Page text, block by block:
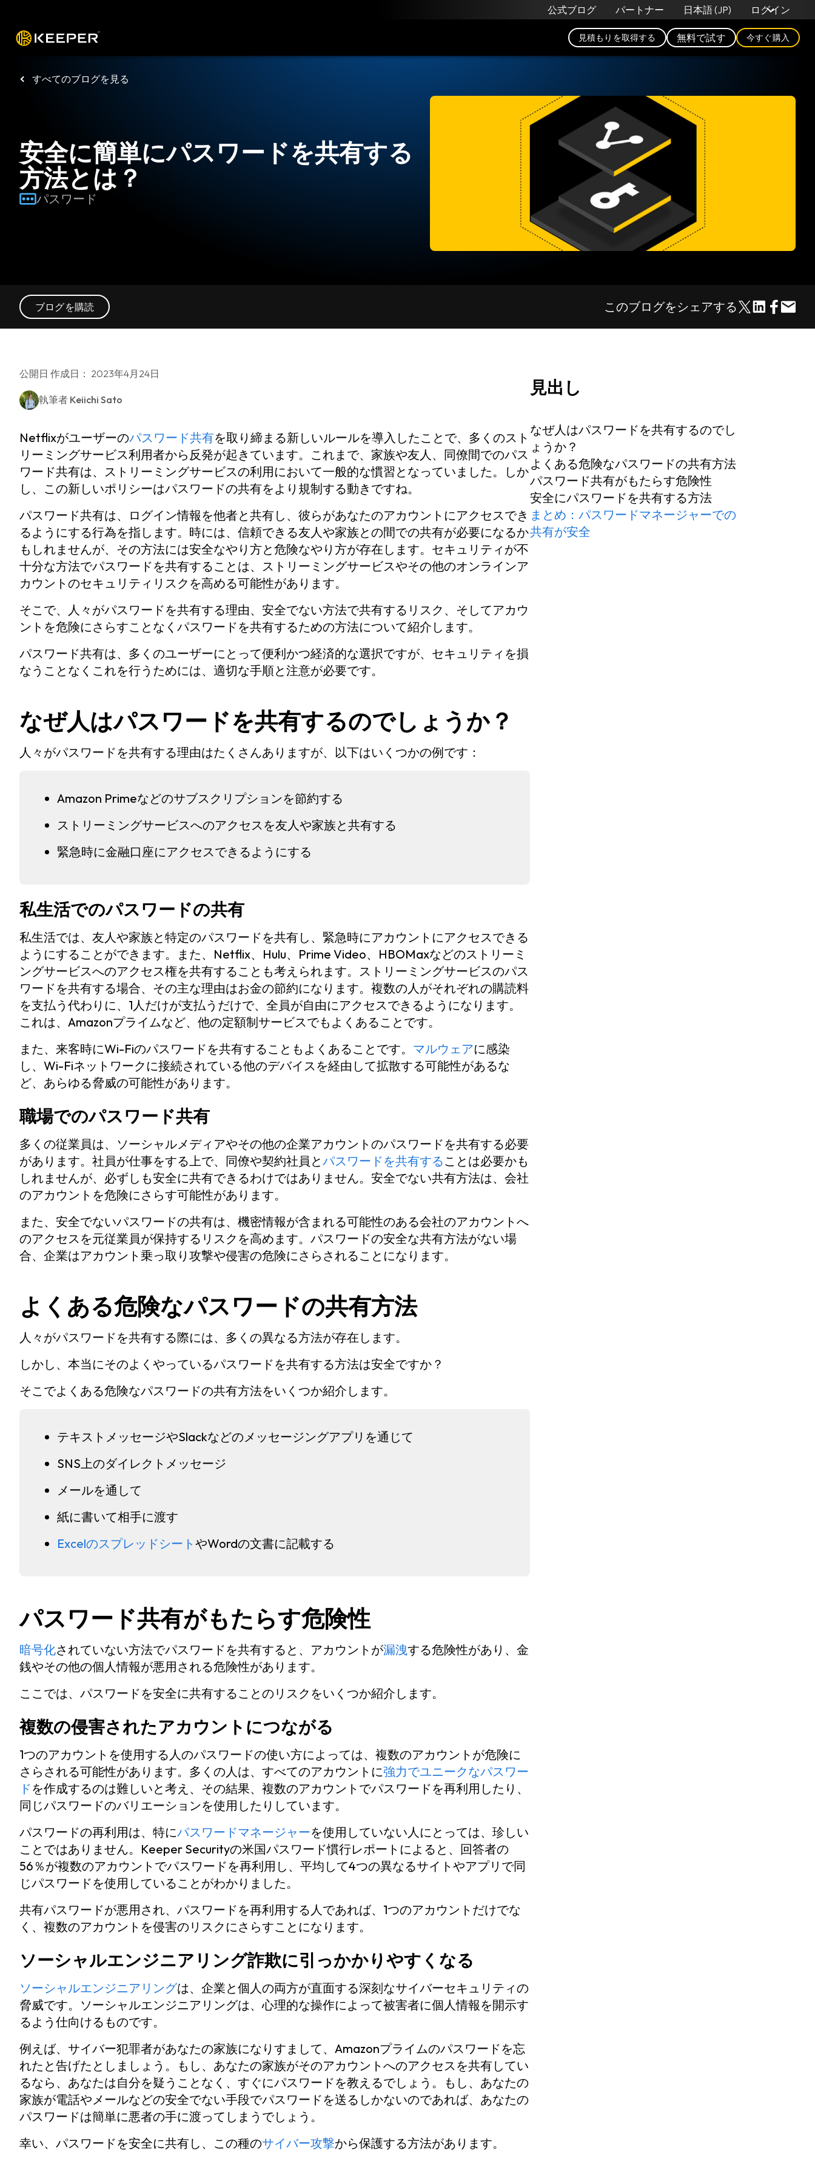
公式ブログ パートナー 日本語 (JP) ログイン
見積もりを取得する 無料で試す 今すぐ購入
すべてのブログを見る
安全に簡単にパスワードを共有する
方法とは？
パスワード
ブログを購読 このブログをシェアする
公開日 作成日： 2023年4月24日
執筆者 Keiichi Sato
Netflixがユーザーのパスワード共有を取り締まる新しいルールを導入したことで、多くのスト
リーミングサービス利用者から反発が起きています。これまで、家族や友人、同僚間でのパス
ワード共有は、ストリーミングサービスの利用において一般的な慣習となっていました。しか
し、この新しいポリシーはパスワードの共有をより規制する動きですね。
パスワード共有は、ログイン情報を他者と共有し、彼らがあなたのアカウントにアクセスでき
るようにする行為を指します。時には、信頼できる友人や家族との間での共有が必要になるか
もしれませんが、その方法には安全なやり方と危険なやり方が存在します。セキュリティが不
十分な方法でパスワードを共有することは、ストリーミングサービスやその他のオンラインア
カウントのセキュリティリスクを高める可能性があります。
そこで、人々がパスワードを共有する理由、安全でない方法で共有するリスク、そしてアカウ
ントを危険にさらすことなくパスワードを共有するための方法について紹介します。
パスワード共有は、多くのユーザーにとって便利かつ経済的な選択ですが、セキュリティを損
なうことなくこれを行うためには、適切な手順と注意が必要です。
なぜ人はパスワードを共有するのでしょうか？
人々がパスワードを共有する理由はたくさんありますが、以下はいくつかの例です：
Amazon Primeなどのサブスクリプションを節約する
ストリーミングサービスへのアクセスを友人や家族と共有する
緊急時に金融口座にアクセスできるようにする
私生活でのパスワードの共有
私生活では、友人や家族と特定のパスワードを共有し、緊急時にアカウントにアクセスできる
ようにすることができます。また、Netflix、Hulu、Prime Video、HBOMaxなどのストリーミ
ングサービスへのアクセス権を共有することも考えられます。ストリーミングサービスのパス
ワードを共有する場合、その主な理由はお金の節約になります。複数の人がそれぞれの購読料
を支払う代わりに、1人だけが支払うだけで、全員が自由にアクセスできるようになります。
これは、Amazonプライムなど、他の定額制サービスでもよくあることです。
また、来客時にWi-Fiのパスワードを共有することもよくあることです。 マルウェアに感染
し、Wi-Fiネットワークに接続されている他のデバイスを経由して拡散する可能性があるな
ど、あらゆる脅威の可能性があります。
職場でのパスワード共有
多くの従業員は、ソーシャルメディアやその他の企業アカウントのパスワードを共有する必要
があります。社員が仕事をする上で、同僚や契約社員とパスワードを共有することは必要かも
しれませんが、必ずしも安全に共有できるわけではありません。安全でない共有方法は、会社
のアカウントを危険にさらす可能性があります。
また、安全でないパスワードの共有は、機密情報が含まれる可能性のある会社のアカウントへ
のアクセスを元従業員が保持するリスクを高めます。パスワードの安全な共有方法がない場
合、企業はアカウント乗っ取り攻撃や侵害の危険にさらされることになります。
よくある危険なパスワードの共有方法
人々がパスワードを共有する際には、多くの異なる方法が存在します。
しかし、本当にそのよくやっているパスワードを共有する方法は安全ですか？
そこでよくある危険なパスワードの共有方法をいくつか紹介します。
テキストメッセージやSlackなどのメッセージングアプリを通じて
SNS上のダイレクトメッセージ
メールを通して
紙に書いて相手に渡す
Excelのスプレッドシート やWordの文書に記載する
パスワード共有がもたらす危険性
暗号化されていない方法でパスワードを共有すると、アカウントが漏洩する危険性があり、金
銭やその他の個人情報が悪用される危険性があります。
ここでは、パスワードを安全に共有することのリスクをいくつか紹介します。
複数の侵害されたアカウントにつながる
1つのアカウントを使用する人のパスワードの使い方によっては、複数のアカウントが危険に
さらされる可能性があります。多くの人は、すべてのアカウントに強力でユニークなパスワー
ドを作成するのは難しいと考え、その結果、複数のアカウントでパスワードを再利用したり、
同じパスワードのバリエーションを使用したりしています。
パスワードの再利用は、特にパスワードマネージャーを使用していない人にとっては、珍しい
ことではありません。Keeper Securityの米国パスワード慣行レポートによると、回答者の
56％が複数のアカウントでパスワードを再利用し、平均して4つの異なるサイトやアプリで同
じパスワードを使用していることがわかりました。
共有パスワードが悪用され、パスワードを再利用する人であれば、1つのアカウントだけでな
く、複数のアカウントを侵害のリスクにさらすことになります。
ソーシャルエンジニアリング詐欺に引っかかりやすくなる
ソーシャルエンジニアリングは、企業と個人の両方が直面する深刻なサイバーセキュリティの
脅威です。ソーシャルエンジニアリングは、心理的な操作によって被害者に個人情報を開示す
るよう仕向けるものです。
例えば、サイバー犯罪者があなたの家族になりすまして、Amazonプライムのパスワードを忘
れたと告げたとしましょう。もし、あなたの家族がそのアカウントへのアクセスを共有してい
るなら、あなたは自分を疑うことなく、すぐにパスワードを教えるでしょう。もし、あなたの
家族が電話やメールなどの安全でない手段でパスワードを送るしかないのであれば、あなたの
パスワードは簡単に悪者の手に渡ってしまうでしょう。
幸い、パスワードを安全に共有し、この種のサイバー攻撃から保護する方法があります。
見出し
なぜ人はパスワードを共有するのでし
ょうか？
よくある危険なパスワードの共有方法
パスワード共有がもたらす危険性
安全にパスワードを共有する方法
まとめ：パスワードマネージャーでの
共有が安全